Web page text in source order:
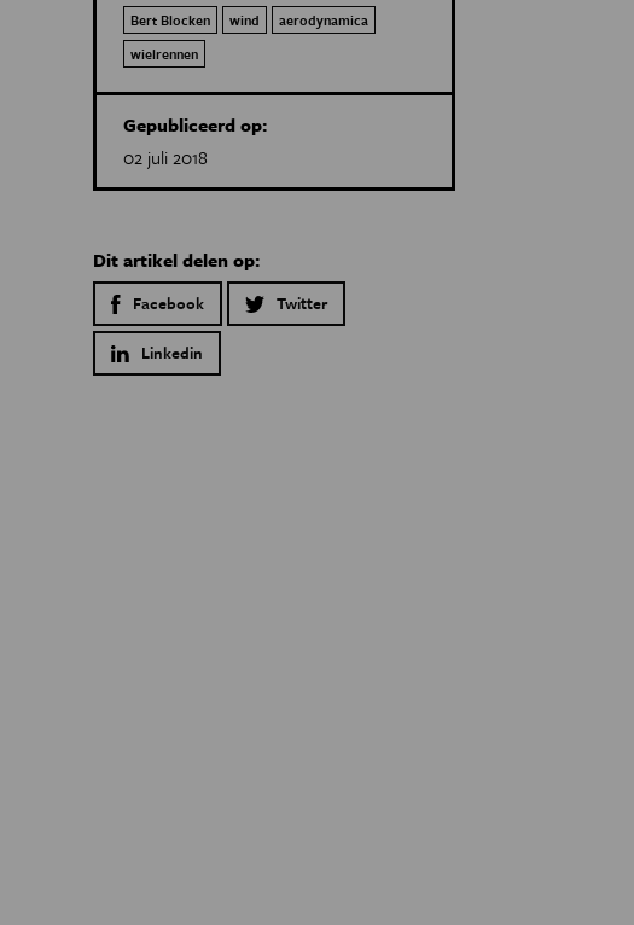
Bert Blocken
wind
aerodynamica
wielrennen
Gepubliceerd op:
02 juli 2018
Dit artikel delen op:
Facebook Twitter
Linkedin